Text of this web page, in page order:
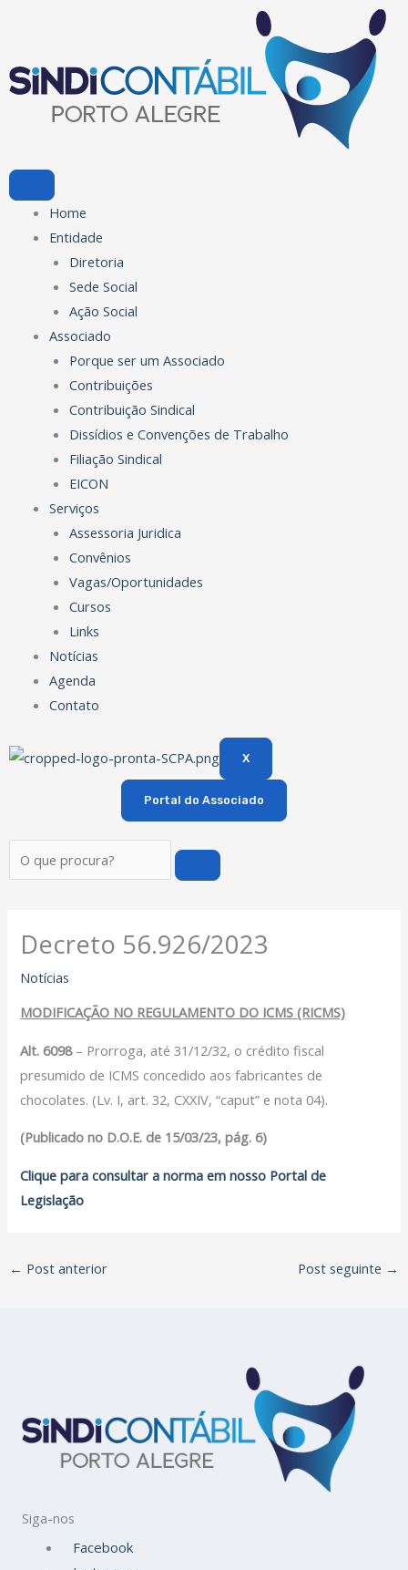
conteúdo
Home
Entidade
Diretoria
Sede Social
Ação Social
Associado
Porque ser um Associado
Contribuições
Contribuição Sindical
Dissídios e Convenções de Trabalho
Filiação Sindical
EICON
Serviços
Assessoria Juridica
Convênios
Vagas/Oportunidades
Cursos
Links
Notícias
Agenda
Contato
X
Portal do Associado
Decreto 56.926/2023
Notícias
MODIFICAÇÃO NO REGULAMENTO DO ICMS (RICMS)
Alt. 6098– Prorroga, até 31/12/32, o crédito fiscal
presumido de ICMS concedido aos fabricantes de
chocolates. (Lv. I, art. 32, CXXIV, “caput” e nota 04).
(Publicado no D.O.E. de 15/03/23, pág. 6)
Clique para consultar a norma em nosso Portal de
Legislação
← Post anterior Post seguinte →
Siga-nos
Facebook